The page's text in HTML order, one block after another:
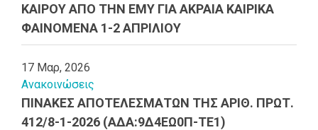
ΚΑΙΡΟΥ ΑΠΟ ΤΗΝ ΕΜΥ ΓΙΑ ΑΚΡΑΙΑ ΚΑΙΡΙΚΑ
ΦΑΙΝΟΜΕΝΑ 1-2 ΑΠΡΙΛΙΟΥ
17 Μαρ, 2026
Ανακοινώσεις
ΠΙΝΑΚΕΣ ΑΠΟΤΕΛΕΣΜΑΤΩΝ ΤΗΣ ΑΡΙΘ. ΠΡΩΤ.
412/8-1-2026 (ΑΔΑ:9Δ4ΕΩ0Π-ΤΕ1)